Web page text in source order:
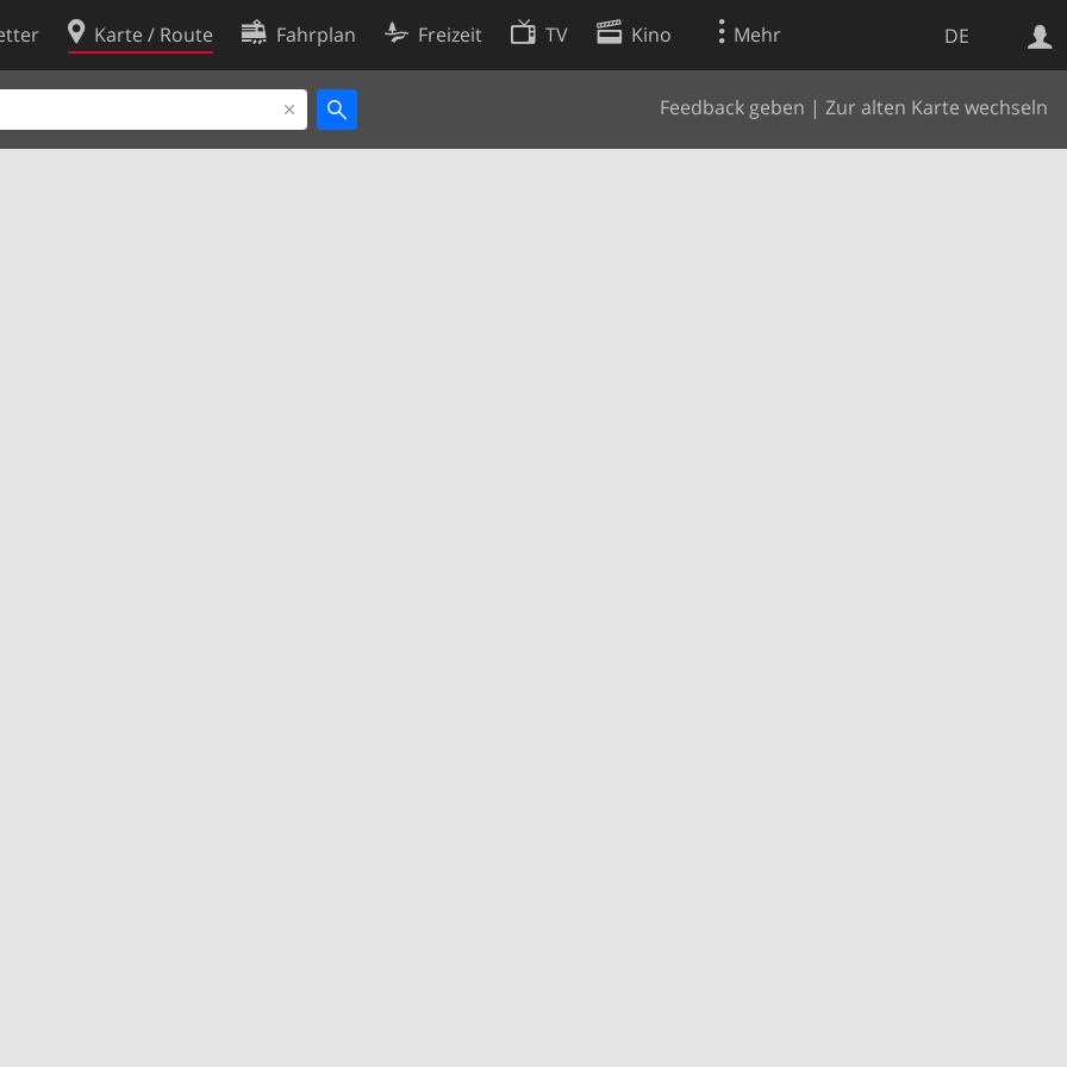
DE
Karte / Route Fahrplan Freizeit TV Kino Mehr
Feedback geben | Zur alten Karte wechseln
Websuche
Cookie-Richtlinie
Cookie-Einstellungen